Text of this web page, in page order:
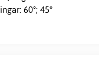
60°; 45°